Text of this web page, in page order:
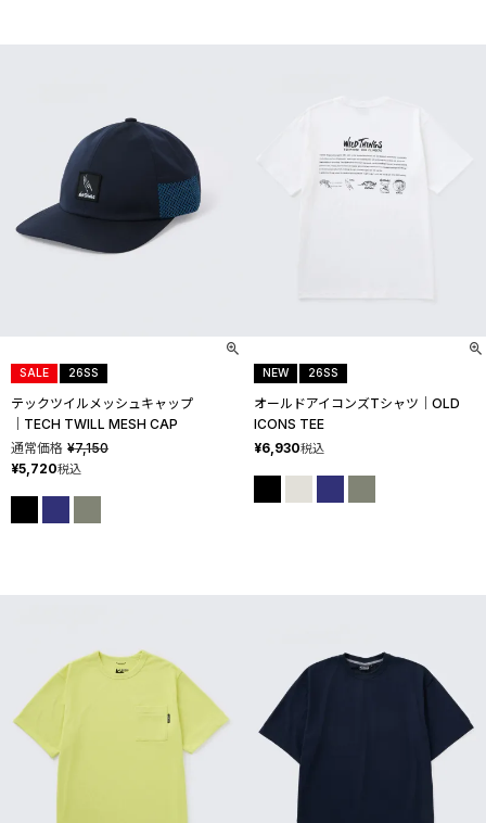
テックツイルメッシュキャップ
│TECH TWILL MESH CAP
SALE 26SS
通常価格 ¥7,150
¥5,720税込
オールドアイコンズTシャツ│OLD
ICONS TEE
NEW 26SS
¥6,930税込